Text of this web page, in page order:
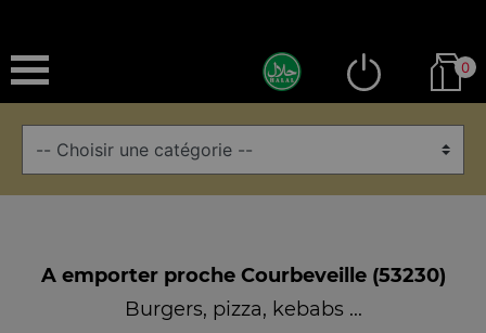
0
A emporter proche Courbeveille (53230)
Burgers, pizza, kebabs ...